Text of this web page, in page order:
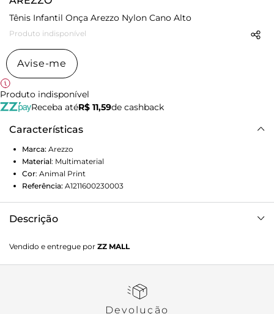
Tênis Infantil Onça Arezzo Nylon Cano Alto
Produto indisponível
Avise-me
Produto indisponível
Receba atéR$ 11,59de cashback
Características
Marca: Arezzo
Material: Multimaterial
Cor: Animal Print
Referência: A1211600230003
Descrição
solado emborrachado branco. Traz cabedal em nylon com
costuras e detalhes envernizados pretos. De bico redondo,
cano. Este modelo faz parte da coleção AREZZO BAMBINI,
Vendido e entregue por ZZ MALL
Devolução